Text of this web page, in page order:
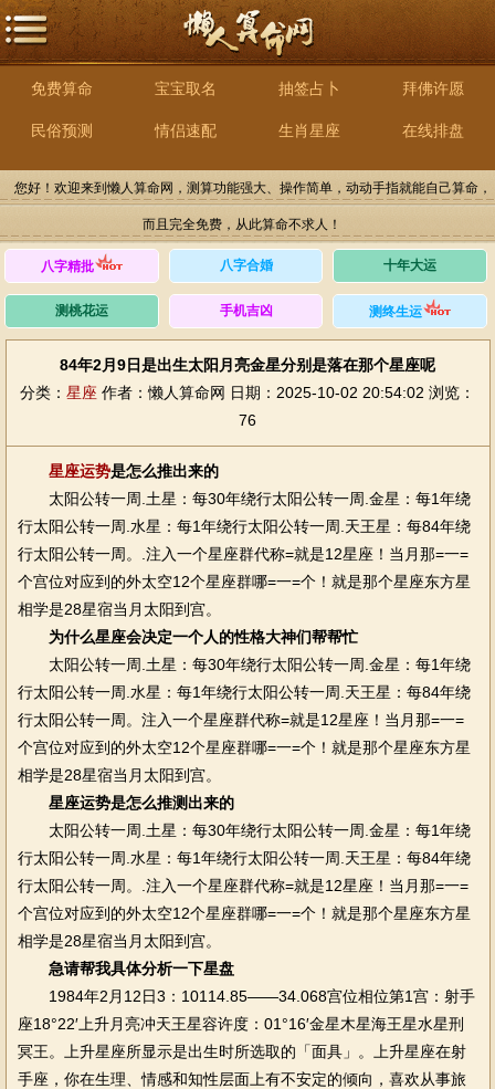
免费算命 宝宝取名 抽签占卜 拜佛许愿
民俗预测 情侣速配 生肖星座 在线排盘
您好！欢迎来到懒人算命网，测算功能强大、操作简单，动动手指就能自己算命，
而且完全免费，从此算命不求人！
八字精批 八字合婚 十年大运
测桃花运 手机吉凶 测终生运
84年2月9日是出生太阳月亮金星分别是落在那个星座呢
分类： 星座 作者：懒人算命网 日期：2025-10-02 20:54:02 浏览：
76
星座运势是怎么推出来的
太阳公转一周.土星：每30年绕行太阳公转一周.金星：每1年绕
行太阳公转一周.水星：每1年绕行太阳公转一周.天王星：每84年绕
行太阳公转一周。.注入一个星座群代称=就是12星座！当月那=一=
个宫位对应到的外太空12个星座群哪=一=个！就是那个星座东方星
相学是28星宿当月太阳到宫。
为什么星座会决定一个人的性格大神们帮帮忙
太阳公转一周.土星：每30年绕行太阳公转一周.金星：每1年绕
行太阳公转一周.水星：每1年绕行太阳公转一周.天王星：每84年绕
行太阳公转一周。注入一个星座群代称=就是12星座！当月那=一=
个宫位对应到的外太空12个星座群哪=一=个！就是那个星座东方星
相学是28星宿当月太阳到宫。
星座运势是怎么推测出来的
太阳公转一周.土星：每30年绕行太阳公转一周.金星：每1年绕
行太阳公转一周.水星：每1年绕行太阳公转一周.天王星：每84年绕
行太阳公转一周。.注入一个星座群代称=就是12星座！当月那=一=
个宫位对应到的外太空12个星座群哪=一=个！就是那个星座东方星
相学是28星宿当月太阳到宫。
急请帮我具体分析一下星盘
1984年2月12日3：10114.85——34.068宫位相位第1宫：射手
座18°22′上升月亮冲天王星容许度：01°16′金星木星海王星水星刑
冥王。上升星座所显示是出生时所选取的「面具」。上升星座在射
手座，你在生理、情感和知性层面上有不安定的倾向，喜欢从事旅